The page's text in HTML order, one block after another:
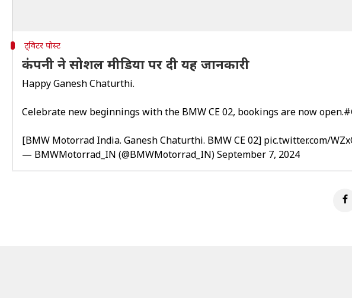
ट्विटर पोस्ट
कंपनी ने सोशल मीडिया पर दी यह जानकारी
Happy Ganesh Chaturthi.
Celebrate new beginnings with the BMW CE 02, bookings are now open.
[BMW Motorrad India. Ganesh Chaturthi. BMW CE 02] pic.twitter.com/
— BMWMotorrad_IN (@BMWMotorrad_IN)September 7, 2024